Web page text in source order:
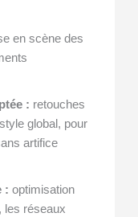
en scène des
: retouches
global, pour
artifice
: optimisation
les réseaux